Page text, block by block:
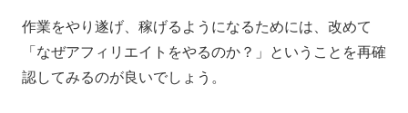
作業をやり遂げ、稼げるようになるためには、改めて
「なぜアフィリエイトをやるのか？」ということを再確
認してみるのが良いでしょう。